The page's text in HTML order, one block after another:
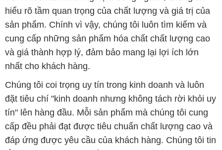
nhất cho khách hàng.
Chúng tôi coi trọng uy tín trong kinh doanh và luôn
đặt tiêu chí "kinh doanh nhưng không tách rời khỏi uy
tín" lên hàng đầu. Mỗi sản phẩm mà chúng tôi cung
cấp đều phải đạt được tiêu chuẩn chất lượng cao và
đáp ứng được yêu cầu của khách hàng. Chúng tôi tin
rằng sự hài lòng của đối tác là thành công của chúng
tôi và sự phát triển bền vững chỉ có thể đạt được khi
cùng nhau hợp tác và phát triển.
Với đội ngũ nhân viên chuyên nghiệp, giàu kinh